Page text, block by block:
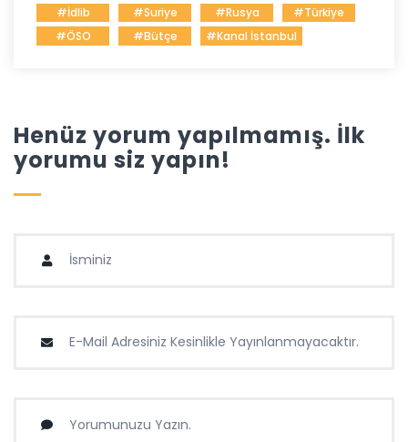
#İdlib #Suriye #Rusya
#Türkiye
#ÖSO
#Bütçe #Kanal İstanbul
Henüz yorum yapılmamış. İlk
yorumu siz yapın!